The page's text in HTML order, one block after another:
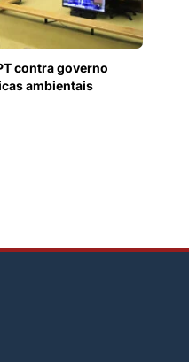
contra governo
ambientais